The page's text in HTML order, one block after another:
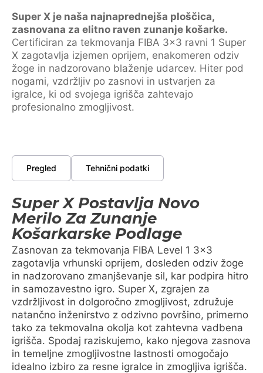
Super X je naša najnaprednejša ploščica,
zasnovana za elitno raven zunanje košarke.
Certificiran za tekmovanja FIBA 3×3 ravni 1 Super
X zagotavlja izjemen oprijem, enakomeren odziv
žoge in nadzorovano blaženje udarcev. Hiter pod
nogami, vzdržljiv po zasnovi in ustvarjen za
igralce, ki od svojega igrišča zahtevajo
profesionalno zmogljivost.
Pregled Tehnični podatki
Super X Postavlja Novo
Merilo Za Zunanje
Košarkarske Podlage
Zasnovan za tekmovanja FIBA Level 1 3×3
zagotavlja vrhunski oprijem, dosleden odziv žoge
in nadzorovano zmanjševanje sil, kar podpira hitro
in samozavestno igro. Super X, zgrajen za
vzdržljivost in dolgoročno zmogljivost, združuje
natančno inženirstvo z odzivno površino, primerno
tako za tekmovalna okolja kot zahtevna vadbena
igrišča. Spodaj raziskujemo, kako njegova zasnova
in temeljne zmogljivostne lastnosti omogočajo
idealno izbiro za resne igralce in zmogljiva igrišča.